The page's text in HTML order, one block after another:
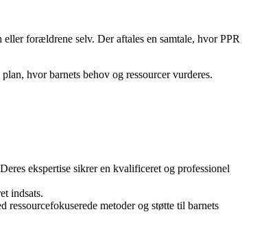
forældrene selv. Der aftales en samtale, hvor PPR
hvor barnets behov og ressourcer vurderes.
ekspertise sikrer en kvalificeret og professionel
indsats.
metoder og støtte til barnets